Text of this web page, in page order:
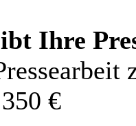
Ihre
€